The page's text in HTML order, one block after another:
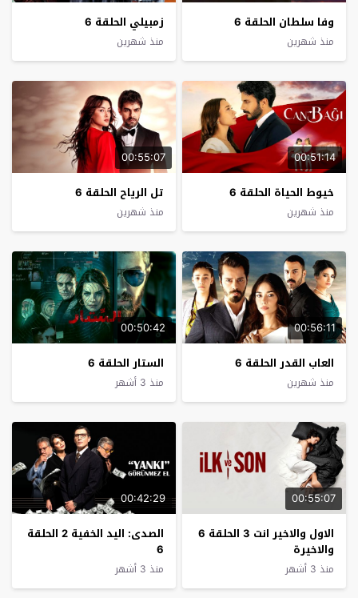
وفا سلطان الحلقة 6
منذ شهرين
زمبيلي الحلقة 6
منذ شهرين
00:51:14
خيوط الحياة الحلقة 6
منذ شهرين
00:55:07
تل الرياح الحلقة 6
منذ شهرين
00:56:11
العاب القدر الحلقة 6
منذ شهرين
00:50:42
الستار الحلقة 6
منذ 3 أشهر
00:55:07
الاول والاخير انت 3 الحلقة 6
والاخيرة
منذ 3 أشهر
00:42:29
الصدى: اليد الخفية 2 الحلقة
6
منذ 3 أشهر